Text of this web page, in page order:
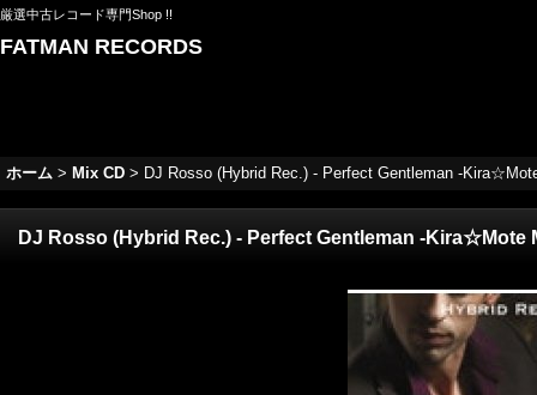
厳選中古レコード専門Shop !!
FATMAN RECORDS
ホーム > Mix CD > DJ Rosso (Hybrid Rec.) - Perfect Gentleman -
DJ Rosso (Hybrid Rec.) - Perfect Gentleman -Kira☆Mote